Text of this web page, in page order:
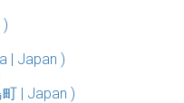
)
| Japan )
| Japan )